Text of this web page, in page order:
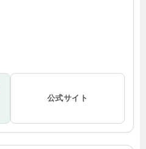
公式サイト